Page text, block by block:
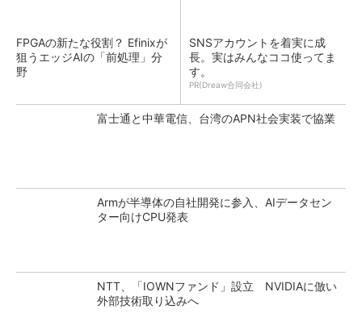
FPGAの新たな役割？ Efinixが
狙うエッジAIの「前処理」分
野
SNSアカウントを着実に成
長。実はみんなココ使ってま
す。
PR(Dreaw合同会社)
富士通と中華電信、台湾のAPN社会実装で協業
Armが半導体の自社開発に参入、AIデータセン
ター向けCPU発表
NTT、「IOWNファンド」設立 NVIDIAに倣い
外部技術取り込みへ